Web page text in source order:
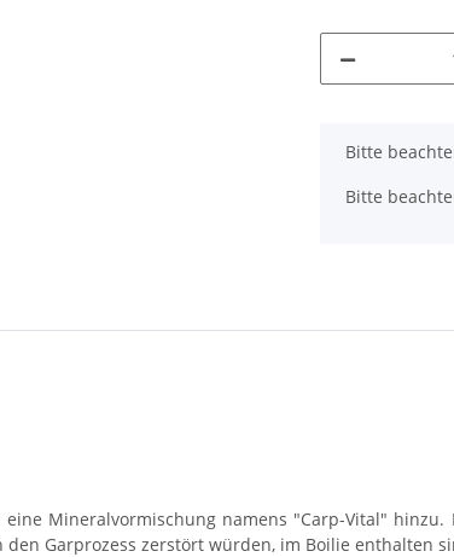
x
Bitte
Bitte
Mineralvormischung namens "Carp-Vital"
Garprozess zerstört würden, im Boilie enthalten